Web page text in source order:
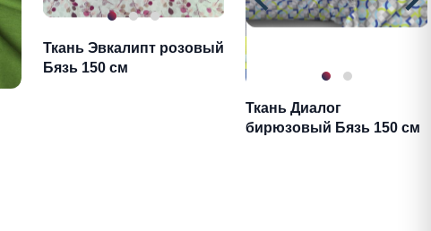
Ткань Эвкалипт розовый
Бязь 150 см
Ткань Диалог
бирюзовый Бязь 150 см